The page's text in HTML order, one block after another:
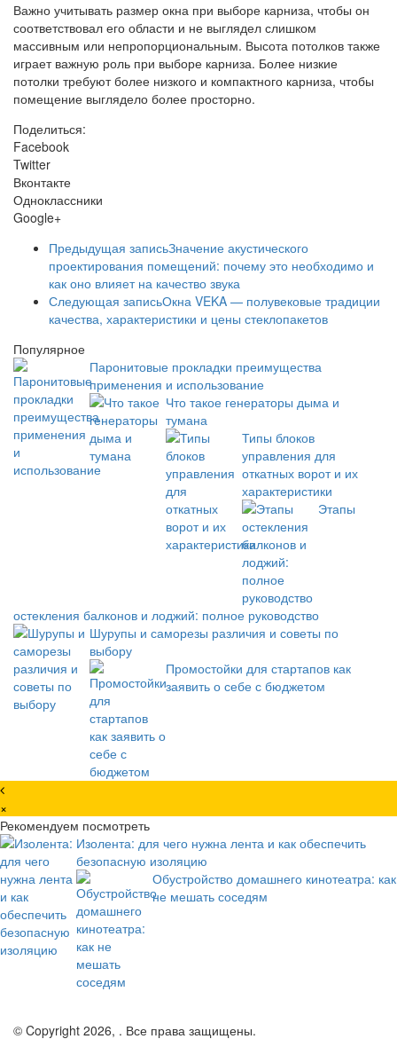
Важно учитывать размер окна при выборе карниза, чтобы он
соответствовал его области и не выглядел слишком
массивным или непропорциональным. Высота потолков также
играет важную роль при выборе карниза. Более низкие
потолки требуют более низкого и компактного карниза, чтобы
помещение выглядело более просторно.
Поделиться:
Facebook
Twitter
Вконтакте
Одноклассники
Google+
Предыдущая записьЗначение акустического
проектирования помещений: почему это необходимо и
как оно влияет на качество звука
Следующая записьОкна VEKA — полувековые традиции
качества, характеристики и цены стеклопакетов
Популярное
Паронитовые прокладки преимущества
применения и использование
Что такое генераторы дыма и
тумана
Типы блоков
управления для
откатных ворот и их
характеристики
Этапы
остекления балконов и лоджий: полное руководство
Шурупы и саморезы различия и советы по
выбору
Промостойки для стартапов как
заявить о себе с бюджетом
×
Рекомендуем посмотреть
Изолента: для чего нужна лента и как обеспечить
безопасную изоляцию
Обустройство домашнего кинотеатра: как
не мешать соседям
© Copyright 2026, . Все права защищены.